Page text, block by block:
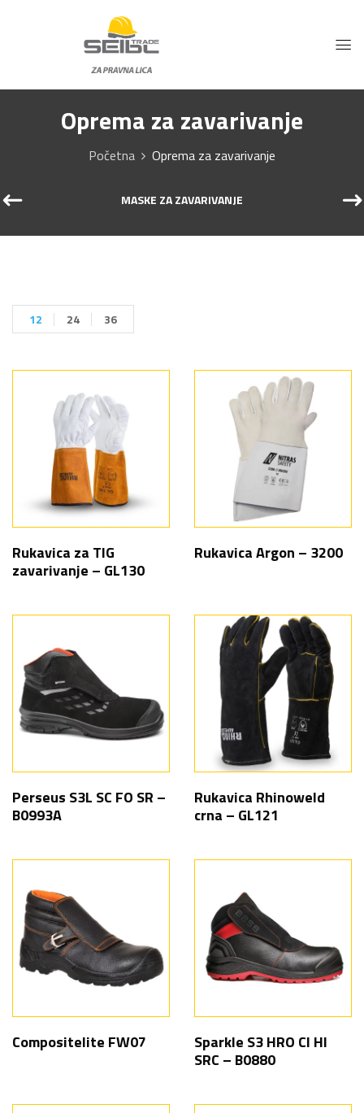
Oprema za zavarivanje
Početna Oprema za zavarivanje
MASKE ZA ZAVARIVANJE
12 24 36
Rukavica za TIG
zavarivanje – GL130
Rukavica Argon – 3200
Perseus S3L SC FO SR –
B0993A
Rukavica Rhinoweld
crna – GL121
Compositelite FW07
Sparkle S3 HRO CI HI
SRC – B0880